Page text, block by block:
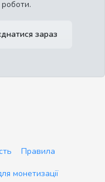
роботи.
зараз
Правила
монетизації